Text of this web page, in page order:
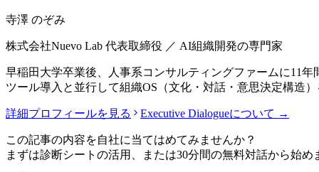
寺澤 のぞみ
株式会社Nuevo Lab 代表取締役 ／ AI組織開発の専門家
早稲田大学卒業後、人事系コンサルティングファームに11
ツール導入と並行して組織OS（文化・対話・意思決定構造
詳細プロフィールを見る Executive Dialogueについて →
この記事の内容を自社に当てはめてみませんか？
まずは診断シートの活用、または30分間の無料対話から始め